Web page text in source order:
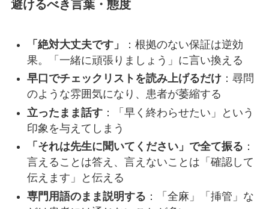
避けるべき言葉・態度
「絶対大丈夫です」
：根拠のない保証は逆効
果。「一緒に頑張りましょう」に言い換える
早口でチェックリストを読み上げるだけ：尋問
のような雰囲気になり、患者が萎縮する
立ったまま話す：「早く終わらせたい」という
印象を与えてしまう
「それは先生に聞いてください」で全て振る ：
言えることは答え、言えないことは「確認して
伝えます」と伝える
専門用語のまま説明する ：「全麻」「挿管」な